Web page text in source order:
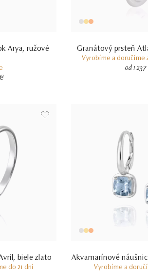
Arya, ružové
Granátový prsteň
Vyrobíme a doručíme
od 1
biele zlato
do 21 dní
Akvamarínové
Vyrobíme a